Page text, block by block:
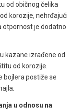
od običnog čelika
korozije, nehrđajući
otpornost je dodatno
kazane izrađene od
od korozije.
bojlera postiže se
u odnosu na